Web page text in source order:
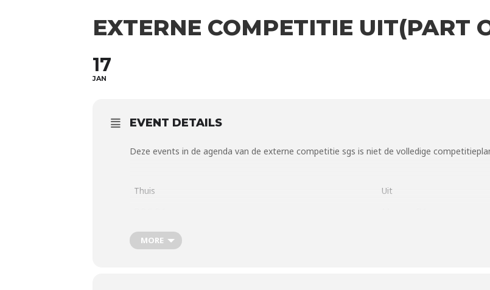
EXTERNE COMPETITIE UIT(PART
17
JAN
EVENT DETAILS
Deze events in de agenda van de externe competitie sgs is niet de volledige
Thuis
Uit
MORE